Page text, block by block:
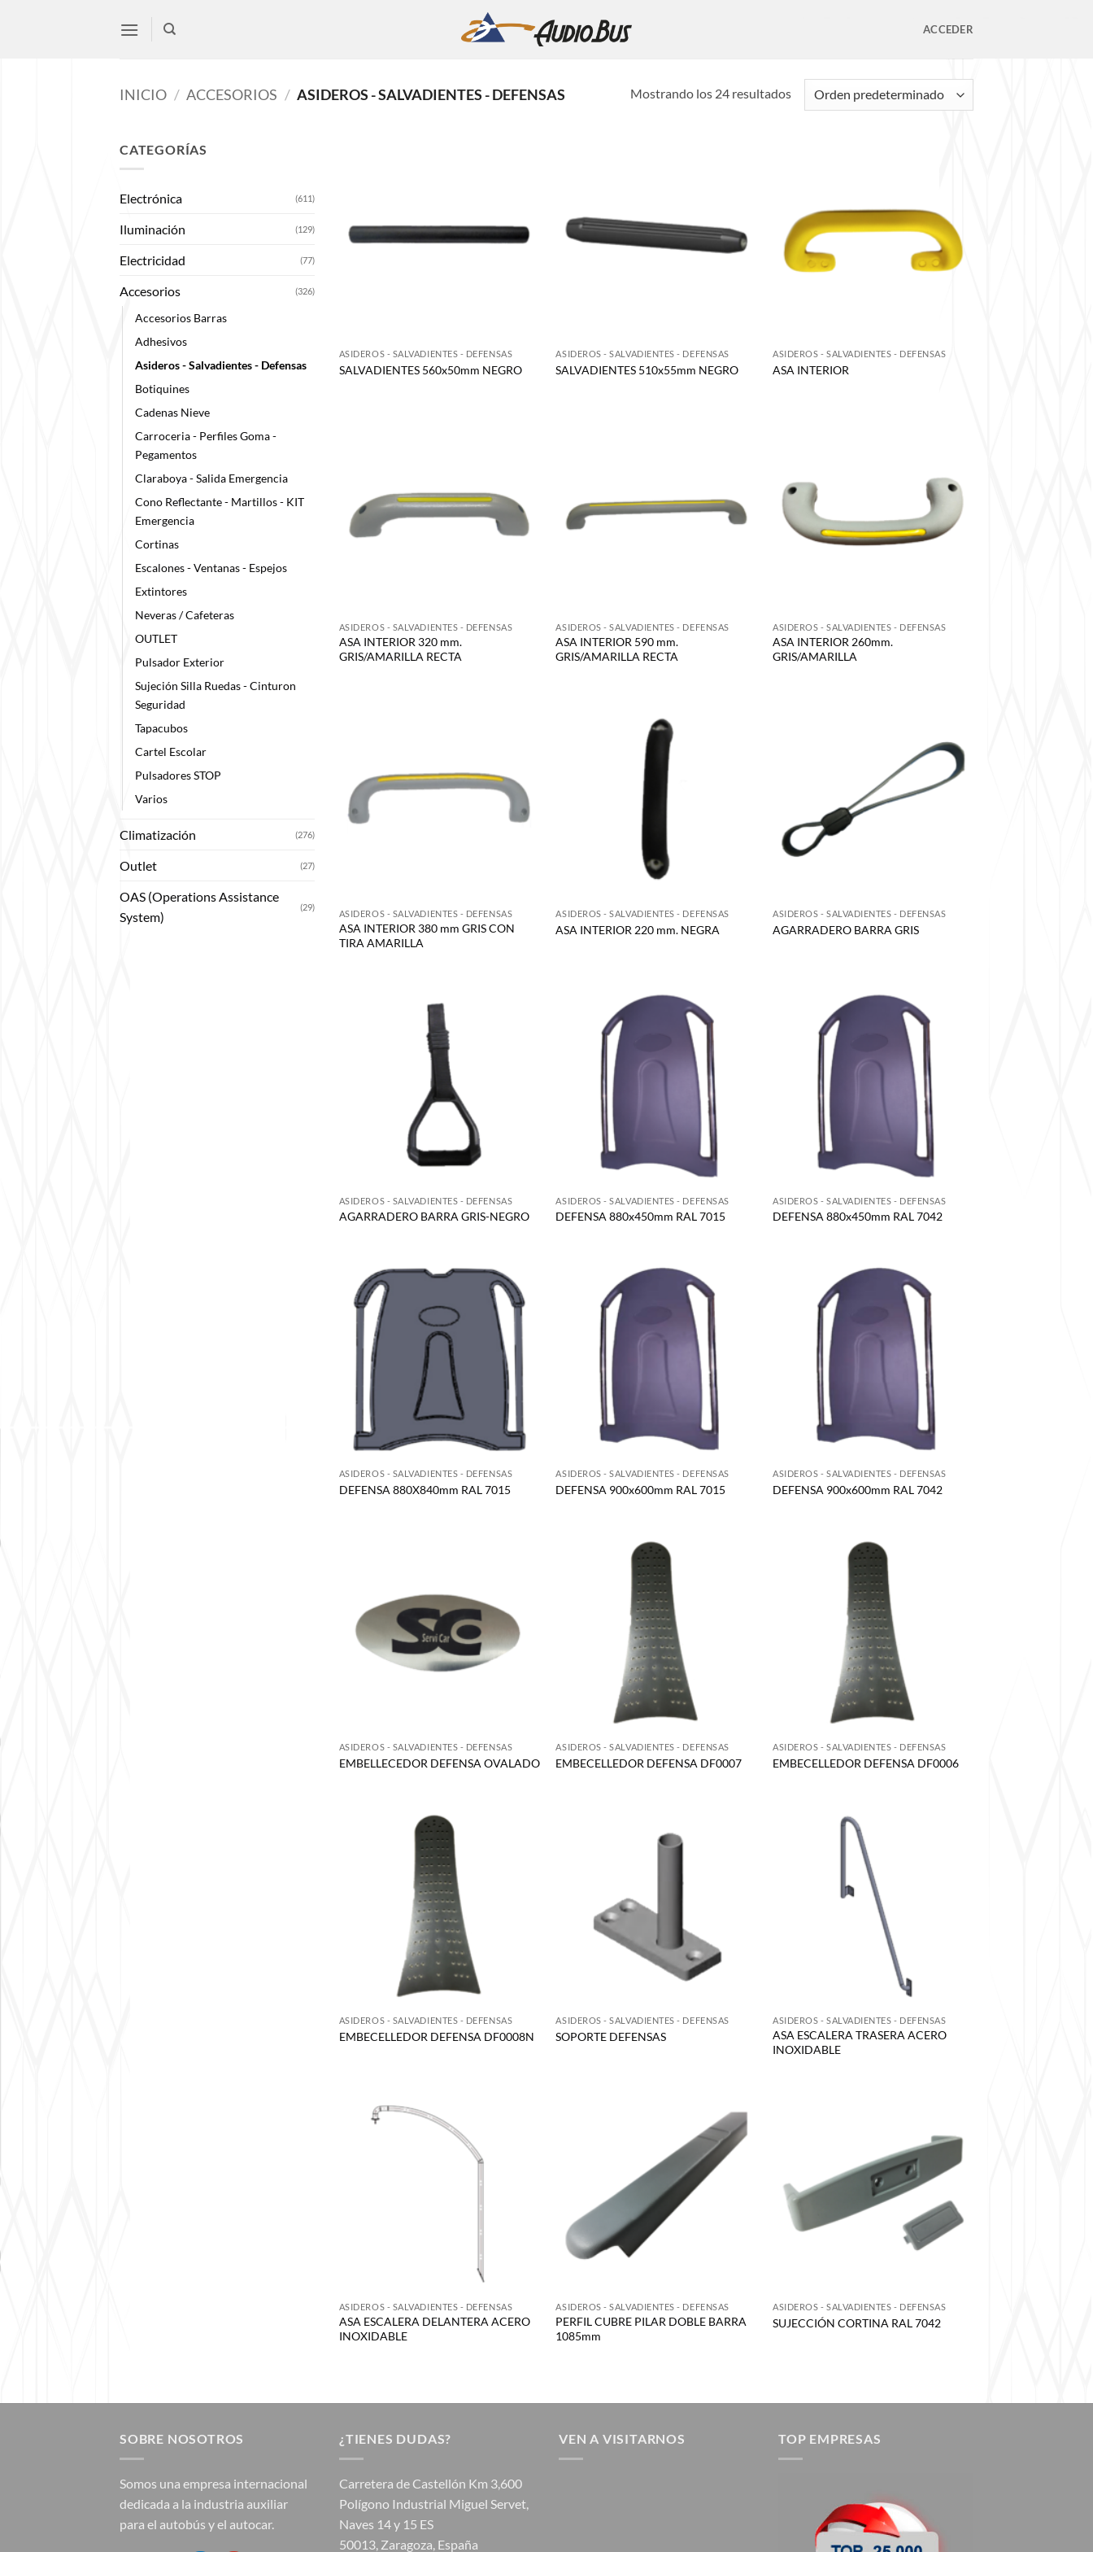
ACCEDER
INICIO / ACCESORIOS / ASIDEROS - SALVADIENTES - DEFENSAS Mostrando los 24 resultados
CATEGORÍAS
Electrónica (611)
Iluminación (129)
Electricidad (77)
Accesorios (326)
Accesorios Barras
Adhesivos
Asideros - Salvadientes - Defensas
Botiquines
Cadenas Nieve
Carroceria - Perfiles Goma -
Pegamentos
Claraboya - Salida Emergencia
Cono Reflectante - Martillos - KIT
Emergencia
Cortinas
Escalones - Ventanas - Espejos
Extintores
Neveras / Cafeteras
OUTLET
Pulsador Exterior
Sujeción Silla Ruedas - Cinturon
Seguridad
Tapacubos
Cartel Escolar
Pulsadores STOP
Varios
Climatización (276)
Outlet (27)
OAS (Operations Assistance
System)
(29)
ASIDEROS - SALVADIENTES - DEFENSAS
SALVADIENTES 560x50mm NEGRO
ASIDEROS - SALVADIENTES - DEFENSAS
SALVADIENTES 510x55mm NEGRO
ASIDEROS - SALVADIENTES - DEFENSAS
ASA INTERIOR
ASIDEROS - SALVADIENTES - DEFENSAS
ASA INTERIOR 320 mm.
GRIS/AMARILLA RECTA
ASIDEROS - SALVADIENTES - DEFENSAS
ASA INTERIOR 590 mm.
GRIS/AMARILLA RECTA
ASIDEROS - SALVADIENTES - DEFENSAS
ASA INTERIOR 260mm.
GRIS/AMARILLA
ASIDEROS - SALVADIENTES - DEFENSAS
ASA INTERIOR 380 mm GRIS CON
TIRA AMARILLA
ASIDEROS - SALVADIENTES - DEFENSAS
ASA INTERIOR 220 mm. NEGRA
ASIDEROS - SALVADIENTES - DEFENSAS
AGARRADERO BARRA GRIS
ASIDEROS - SALVADIENTES - DEFENSAS
AGARRADERO BARRA GRIS-NEGRO
ASIDEROS - SALVADIENTES - DEFENSAS
DEFENSA 880x450mm RAL 7015
ASIDEROS - SALVADIENTES - DEFENSAS
DEFENSA 880x450mm RAL 7042
ASIDEROS - SALVADIENTES - DEFENSAS
DEFENSA 880X840mm RAL 7015
ASIDEROS - SALVADIENTES - DEFENSAS
DEFENSA 900x600mm RAL 7015
ASIDEROS - SALVADIENTES - DEFENSAS
DEFENSA 900x600mm RAL 7042
ASIDEROS - SALVADIENTES - DEFENSAS
EMBELLECEDOR DEFENSA OVALADO
ASIDEROS - SALVADIENTES - DEFENSAS
EMBECELLEDOR DEFENSA DF0007
ASIDEROS - SALVADIENTES - DEFENSAS
EMBECELLEDOR DEFENSA DF0006
ASIDEROS - SALVADIENTES - DEFENSAS
EMBECELLEDOR DEFENSA DF0008N
ASIDEROS - SALVADIENTES - DEFENSAS
SOPORTE DEFENSAS
ASIDEROS - SALVADIENTES - DEFENSAS
ASA ESCALERA TRASERA ACERO
INOXIDABLE
ASIDEROS - SALVADIENTES - DEFENSAS
ASA ESCALERA DELANTERA ACERO
INOXIDABLE
ASIDEROS - SALVADIENTES - DEFENSAS
PERFIL CUBRE PILAR DOBLE BARRA
1085mm
ASIDEROS - SALVADIENTES - DEFENSAS
SUJECCIÓN CORTINA RAL 7042
SOBRE NOSOTROS
Somos una empresa internacional
dedicada a la industria auxiliar
para el autobús y el autocar.
¿TIENES DUDAS?
Carretera de Castellón Km 3,600
Polígono Industrial Miguel Servet,
Naves 14 y 15 ES
50013, Zaragoza, España
VEN A VISITARNOS TOP EMPRESAS